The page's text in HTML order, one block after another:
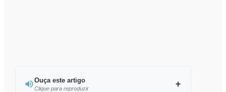
Ouça este artigo
Clique para reproduzir